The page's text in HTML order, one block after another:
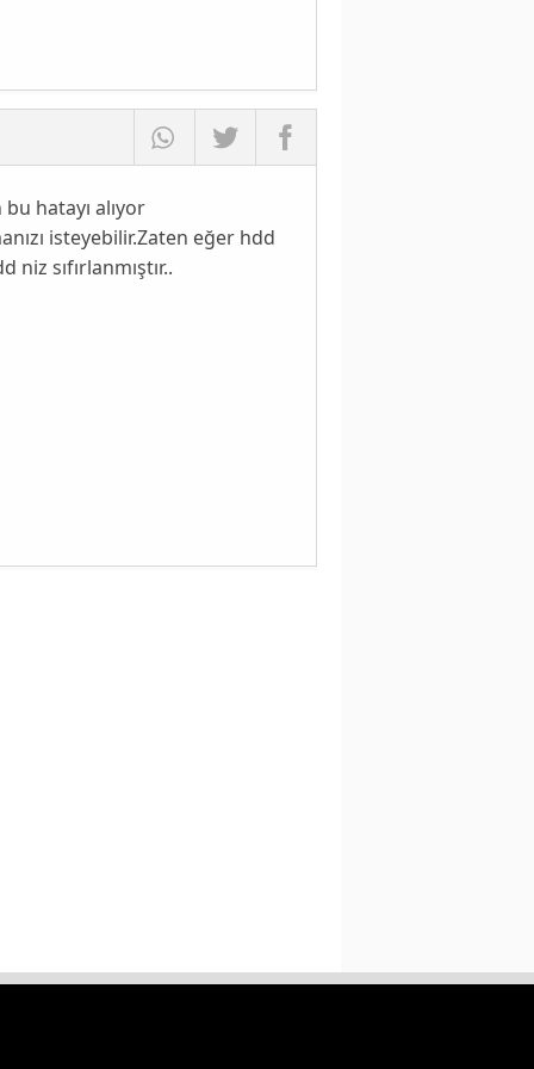
hatayı alıyor
isteyebilir.Zaten eğer hdd
sıfırlanmıştır..